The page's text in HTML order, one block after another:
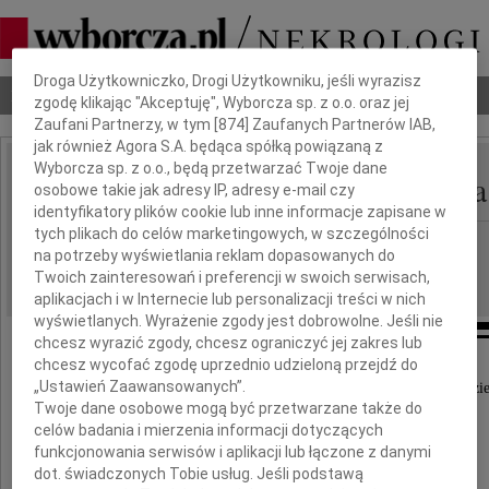
Nekrologi Odeszli Poradnik pogrzebowy
IMIĘ I NAZWISKO: Anna Klimowicz-Pakuła
REGION: Łódź
DATA EMISJI: 22.06.2023
Dnia 6 czerwca 2023 roku zmarła w Stuttgardzie
w wieku lat 78
Dbamy o Twoją prywatność
Droga Użytkowniczko, Drogi Użytkowniku, jeśli wyrazisz
zgodę klikając "Akceptuję", Wyborcza sp. z o.o. oraz jej
Zaufani Partnerzy, w tym [874 ] Zaufanych Partnerów IAB,
jak również Agora S.A. będąca spółką powiązaną z
Wyborcza sp. z o.o., będą przetwarzać Twoje dane
osobowe takie jak adresy IP, adresy e-mail czy
identyfikatory plików cookie lub inne informacje zapisane w
tych plikach do celów marketingowych, w szczególności
na potrzeby wyświetlania reklam dopasowanych do
Twoich zainteresowań i preferencji w swoich serwisach,
aplikacjach i w Internecie lub personalizacji treści w nich
wyświetlanych. Wyrażenie zgody jest dobrowolne. Jeśli nie
chcesz wyrazić zgody, chcesz ograniczyć jej zakres lub
chcesz wycofać zgodę uprzednio udzieloną przejdź do
„Ustawień Zaawansowanych”.
Twoje dane osobowe mogą być przetwarzane także do
celów badania i mierzenia informacji dotyczących
funkcjonowania serwisów i aplikacji lub łączone z danymi
dot. świadczonych Tobie usług. Jeśli podstawą